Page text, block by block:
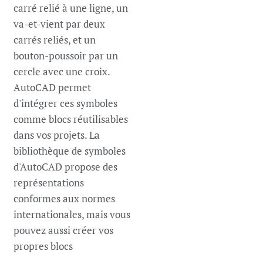
carré relié à une ligne, un
va-et-vient par deux
carrés reliés, et un
bouton-poussoir par un
cercle avec une croix.
AutoCAD permet
d'intégrer ces symboles
comme blocs réutilisables
dans vos projets. La
bibliothèque de symboles
d'AutoCAD propose des
représentations
conformes aux normes
internationales, mais vous
pouvez aussi créer vos
propres blocs